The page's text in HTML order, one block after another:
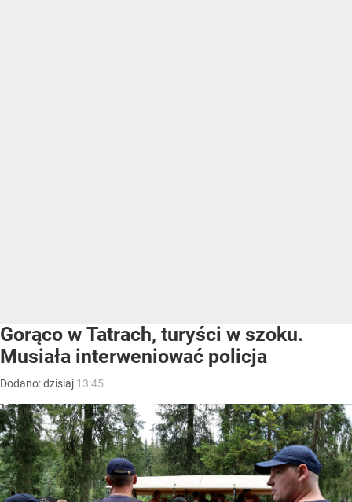
Gorąco w Tatrach, turyści w szoku.
Musiała interweniować policja
Dodano:dzisiaj 13:45